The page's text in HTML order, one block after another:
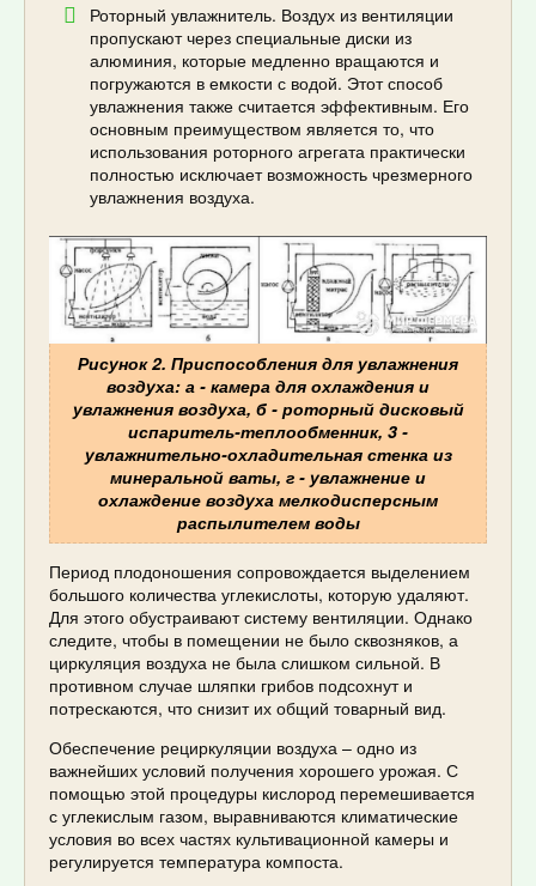
Роторный увлажнитель. Воздух из вентиляции
пропускают через специальные диски из
алюминия, которые медленно вращаются и
погружаются в емкости с водой. Этот способ
увлажнения также считается эффективным. Его
основным преимуществом является то, что
использования роторного агрегата практически
полностью исключает возможность чрезмерного
увлажнения воздуха.
Рисунок 2. Приспособления для увлажнения
воздуха: а - камера для охлаждения и
увлажнения воздуха, б - роторный дисковый
испаритель-теплообменник, 3 -
увлажнительно-охладительная стенка из
минеральной ваты, г - увлажнение и
охлаждение воздуха мелкодисперсным
распылителем воды
Период плодоношения сопровождается выделением
большого количества углекислоты, которую удаляют.
Для этого обустраивают систему вентиляции. Однако
следите, чтобы в помещении не было сквозняков, а
циркуляция воздуха не была слишком сильной. В
противном случае шляпки грибов подсохнут и
потрескаются, что снизит их общий товарный вид.
Обеспечение рециркуляции воздуха – одно из
важнейших условий получения хорошего урожая. С
помощью этой процедуры кислород перемешивается
с углекислым газом, выравниваются климатические
условия во всех частях культивационной камеры и
регулируется температура компоста.